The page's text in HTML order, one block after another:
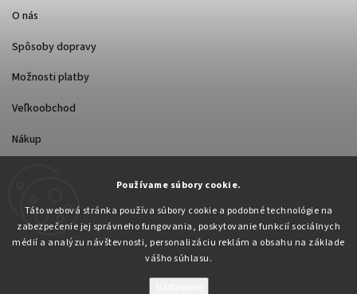
Používame súbory cookie.
Táto webová stránka používa súbory cookie a podobné technológie na
zabezpečenie jej správneho fungovania, poskytovanie funkcií sociálnych
médií a analýzu návštevnosti, personalizáciu reklám a obsahu na základe
vášho súhlasu.
O nás
Spôsoby dopravy
Možnosti platby
Veľkoobchod
Nákup